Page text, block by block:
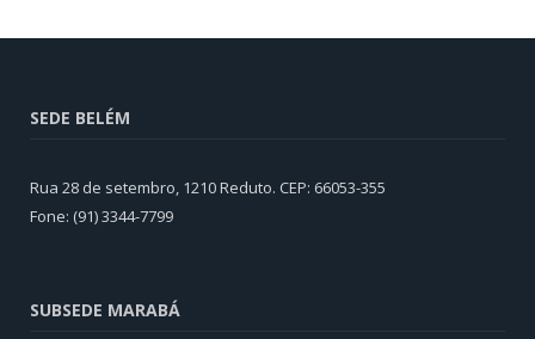
SEDE BELÉM
Rua 28 de setembro, 1210 Reduto. CEP: 66053-355
Fone: (91) 3344-7799
SUBSEDE MARABÁ